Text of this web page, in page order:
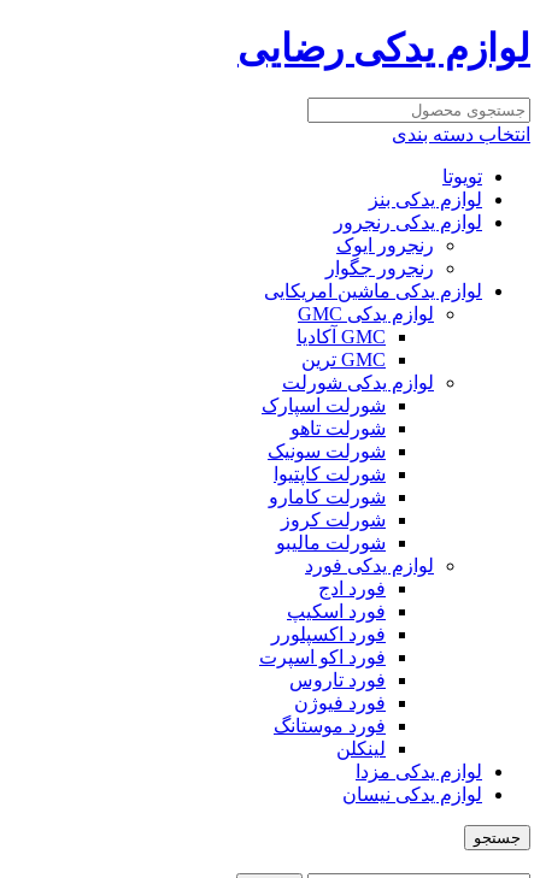
لوازم یدکی رضایی
انتخاب دسته بندی
تویوتا
لوازم یدکی بنز
لوازم یدکی رنجرور
رنجرور ایوک
رنجرور جگوار
لوازم یدکی ماشین امریکایی
لوازم یدکی GMC
GMC آکادیا
GMC ترین
لوازم یدکی شورلت
شورلت اسپارک
شورلت تاهو
شورلت سونیک
شورلت کاپتیوا
شورلت کامارو
شورلت کروز
شورلت مالیبو
لوازم یدکی فورد
فورد ادج
فورد اسکیپ
فورد اکسپلورر
فورد اکو اسپرت
فورد تاروس
فورد فیوژن
فورد موستانگ
لینکلن
لوازم یدکی مزدا
لوازم یدکی نیسان
جستجو